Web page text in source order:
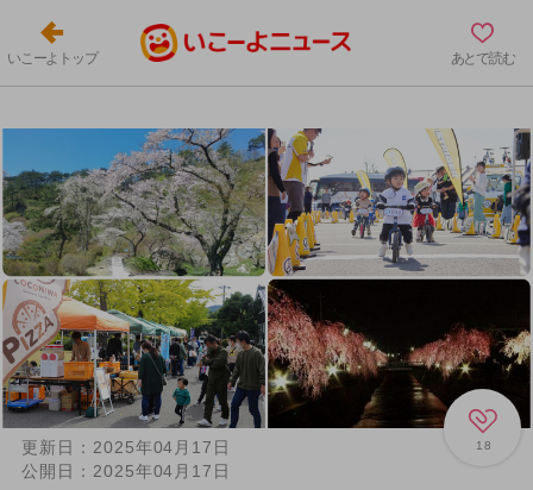
いこーよトップ あとで読む
18
更新日： 2025年04月17日
公開日： 2025年04月17日